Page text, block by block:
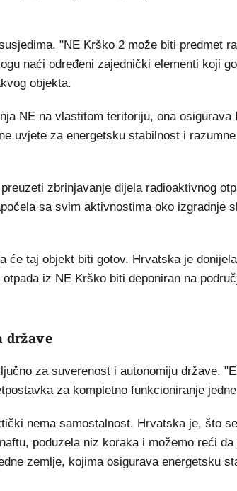
"NE Krško 2 može biti predmet
naći određeni zajednički elementi koji
objekta.
NE na vlastitom teritoriju, ona osigurava
uvjete za energetsku stabilnost i
zbrinjavanje dijela radioaktivnog
sa svim aktivnostima oko izgradnje
će taj objekt biti gotov. Hrvatska je
iz NE Krško biti deponiran na
države
za suverenost i autonomiju države.
za kompletno funkcioniranje
nema samostalnost. Hrvatska je, što
poduzela niz koraka i možemo reći da
zemlje, kojima osigurava energetsku